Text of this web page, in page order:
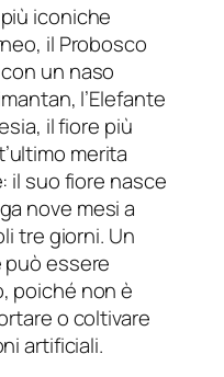
iconiche
il Probosco
un naso
l’Elefante
il fiore più
merita
il suo fiore nasce
nove mesi a
tre giorni. Un
può essere
poiché non è
o coltivare
artificiali.